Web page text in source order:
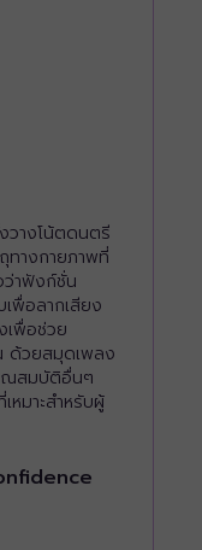
วางโน้ตดนตรี
ทางกายภาพที่
ว่าฟังก์ชั่น
พื่อลากเสียง
เพื่อช่วย
ด้วยสมุดเพลง
ณสมบัติอื่นๆ
หมาะสำหรับผู้